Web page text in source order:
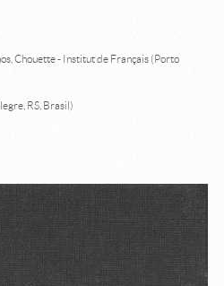
Chouette - Institut de Français (Porto
RS, Brasil)